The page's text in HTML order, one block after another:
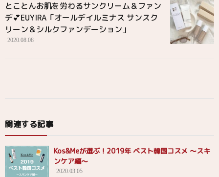
とことんお肌を労わるサンクリーム＆ファン
デ💕 EUYIRA「オールデイルミナス サンスク
リーン＆シルクファンデーション 」
2020.08.08
関連する記事
Kos&Meが選ぶ！2019年 ベスト韓国コスメ 〜スキ
ンケア編〜
2020.03.05